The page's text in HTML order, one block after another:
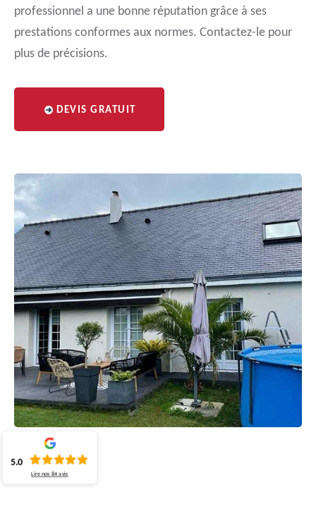
professionnel a une bonne réputation grâce à ses
prestations conformes aux normes. Contactez-le pour
plus de précisions.
DEVIS GRATUIT
5.0
Lire nos84 avis